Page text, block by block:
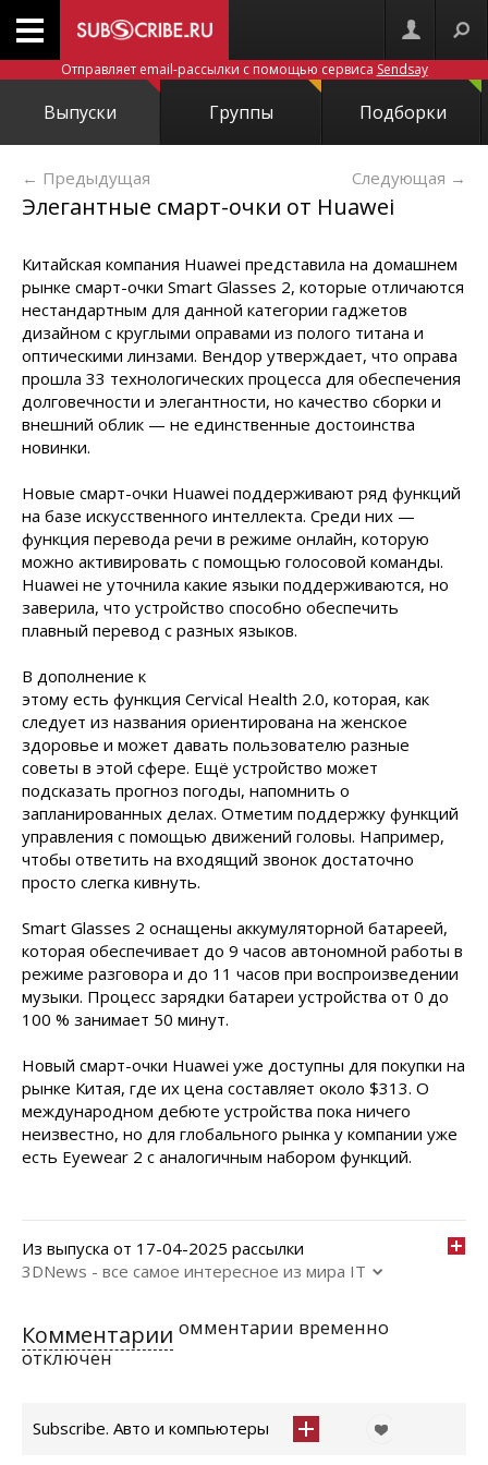
Отправляет email-рассылки с помощью сервиса Sendsay
Выпуски Группы Подборки
← Предыдущая Следующая →
Элегантные смарт-очки от Huawei
Китайская компания Huawei представила на домашнем
рынке смарт-очки Smart Glasses 2, которые отличаются
нестандартным для данной категории гаджетов
дизайном с круглыми оправами из полого титана и
оптическими линзами. Вендор утверждает, что оправа
прошла 33 технологических процесса для обеспечения
долговечности и элегантности, но качество сборки и
внешний облик — не единственные достоинства
новинки.
Новые смарт-очки Huawei поддерживают ряд функций
на базе искусственного интеллекта. Среди них —
функция перевода речи в режиме онлайн, которую
можно активировать с помощью голосовой команды.
Huawei не уточнила какие языки поддерживаются, но
заверила, что устройство способно обеспечить
плавный перевод с разных языков.
В дополнение к
этому есть функция Cervical Health 2.0, которая, как
следует из названия ориентирована на женское
здоровье и может давать пользователю разные
советы в этой сфере. Ещё устройство может
подсказать прогноз погоды, напомнить о
запланированных делах. Отметим поддержку функций
управления с помощью движений головы. Например,
чтобы ответить на входящий звонок достаточно
просто слегка кивнуть.
Smart Glasses 2 оснащены аккумуляторной батареей,
которая обеспечивает до 9 часов автономной работы в
режиме разговора и до 11 часов при воспроизведении
музыки. Процесс зарядки батареи устройства от 0 до
100 % занимает 50 минут.
Новый смарт-очки Huawei уже доступны для покупки на
рынке Китая, где их цена составляет около $313. О
международном дебюте устройства пока ничего
неизвестно, но для глобального рынка у компании уже
есть Eyewear 2 с аналогичным набором функций.
Из выпуска от 17-04-2025 рассылки
3DNews - все самое интересное из мира IT
Комментарии омментарии временно
отключен
Subscribe. Авто и компьютеры